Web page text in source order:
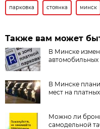
парковка стоянка минск
Также вам может
В Минске
автомобильных
В Минске
мест на
Можно ли
самодельной